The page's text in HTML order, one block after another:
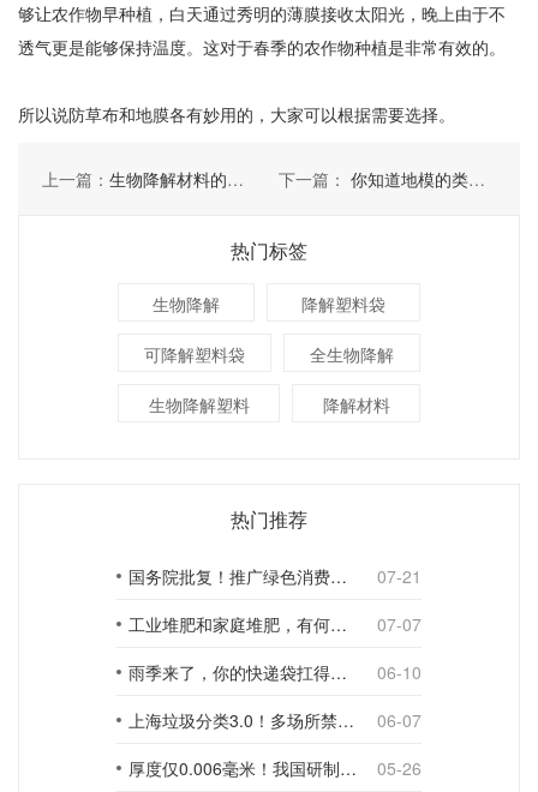
够让农作物早种植，白天通过秀明的薄膜接收太阳光，晚上由于不
透气更是能够保持温度。这对于春季的农作物种植是非常有效的。
所以说防草布和地膜各有妙用的，大家可以根据需要选择。
上一篇： 生物降解材料的降解性的几种方法及优缺点 下一篇： 你知道地模的类型有哪些吗？
热门标签
生物降解 降解塑料袋
可降解塑料袋 全生物降解
生物降解塑料 降解材料
热门推荐
国务院批复！推广绿色消费，引导使用环保可降解包装材料
07-21
工业堆肥和家庭堆肥，有何不同？
07-07
雨季来了，你的快递袋扛得住吗？
06-10
上海垃圾分类3.0！多场所禁止使用一次性塑料袋；推动快递包装绿色转型
06-07
厚度仅0.006毫米！我国研制出超薄型全生物降解渗水地膜
05-26